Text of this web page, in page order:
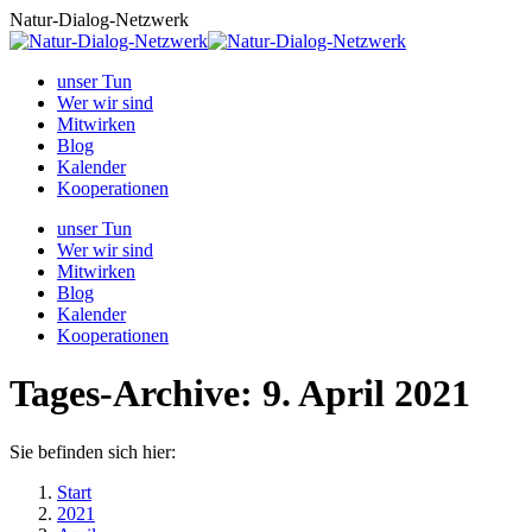
Zum
Inhalt
Natur-Dialog-Netzwerk
unser Tun
Wer wir sind
Mitwirken
Blog
Kalender
Kooperationen
unser Tun
Wer wir sind
Mitwirken
Blog
Kalender
Kooperationen
Tages-Archive: 9. April 2021
Sie befinden sich hier:
Start
2021